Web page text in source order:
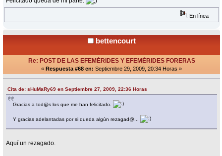
En línea
bettencourt
Re: POST DE LAS EFEMÉRIDES Y EFEMÉRIDES FORERAS
« Respuesta #68 en: Septiembre 29, 2009, 20:34 Horas »
Cita de: sHuMaRy69 en Septiembre 27, 2009, 22:36 Horas
Gracias a tod@s los que me han felicitado.
Y gracias adelantadas por si queda algún rezagad@...
Aquí un rezagado.